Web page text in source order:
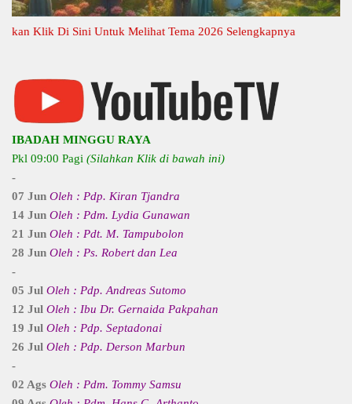
Klik Di Sini Untuk Melihat Tema 2026 Selengkapnya
IBADAH MINGGU RAYA
Pkl 09:00 Pagi (Silahkan Klik di bawah ini)
-
07 Jun Oleh : Pdp. Kiran Tjandra
14 Jun Oleh : Pdm. Lydia Gunawan
21 Jun Oleh : Pdt. M. Tampubolon
28 Jun Oleh : Ps. Robert dan Lea
-
05 Jul Oleh : Pdp. Andreas Sutomo
12 Jul Oleh : Ibu Dr. Gernaida Pakpahan
19 Jul Oleh : Pdp. Septadonai
26 Jul Oleh : Pdp. Derson Marbun
-
02 Ags Oleh : Pdm. Tommy Samsu